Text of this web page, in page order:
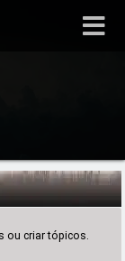
ou criar tópicos.